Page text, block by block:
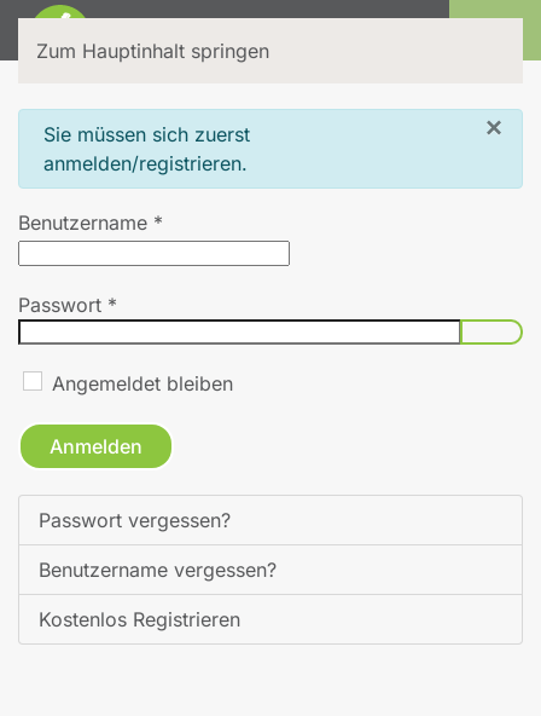
Zum Hauptinhalt springen
×
info
Sie müssen sich zuerst
anmelden/registrieren.
Benutzername *
Passwort *
Angemeldet bleiben
Anmelden
Passwort vergessen?
Benutzername vergessen?
Kostenlos Registrieren